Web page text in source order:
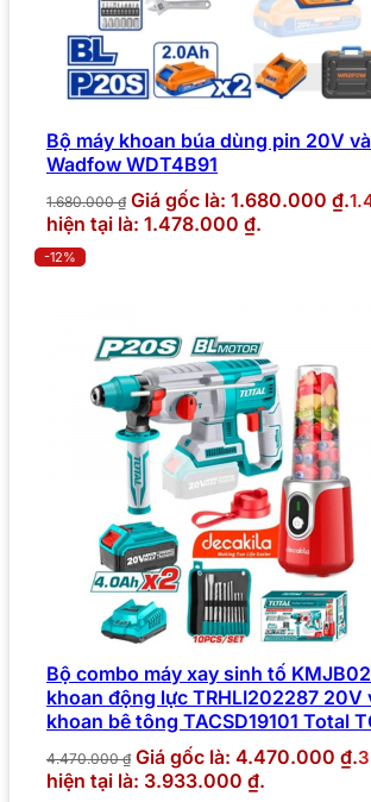
Bộ máy khoan búa dùng pin 20V
Wadfow WDT4B91
1.680.000₫ Giá gốc là: 1.680.000 ₫.
hiện tại là: 1.478.000 ₫.
-12%
Bộ combo máy xay sinh tố
khoan động lực TRHLI202287 20V
khoan bê tông TACSD19101 Total
4.470.000₫ Giá gốc là: 4.470.000 ₫.
hiện tại là: 3.933.000 ₫.